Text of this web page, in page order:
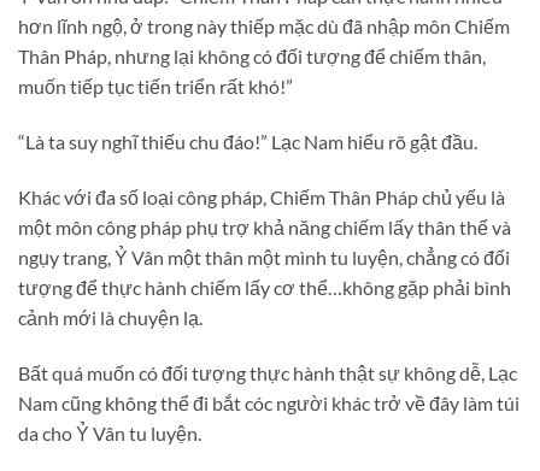
hơn lĩnh ngộ, ở trong này thiếp mặc dù đã nhập môn Chiếm
Thân Pháp, nhưng lại không có đối tượng để chiếm thân,
muốn tiếp tục tiến triển rất khó!”
“Là ta suy nghĩ thiếu chu đáo!” Lạc Nam hiểu rõ gật đầu.
Khác với đa số loại công pháp, Chiếm Thân Pháp chủ yếu là
một môn công pháp phụ trợ khả năng chiếm lấy thân thể và
ngụy trang, Ỷ Vân một thân một mình tu luyện, chẳng có đối
tượng để thực hành chiếm lấy cơ thể…không gặp phải bình
cảnh mới là chuyện lạ.
Bất quá muốn có đối tượng thực hành thật sự không dễ, Lạc
Nam cũng không thể đi bắt cóc người khác trở về đây làm túi
da cho Ỷ Vân tu luyện.